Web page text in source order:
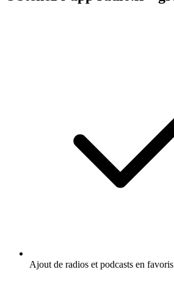
Ajout de radios et podcasts en favoris